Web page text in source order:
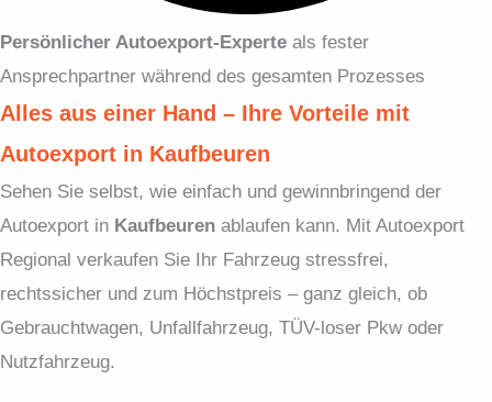
Persönlicher Autoexport-Experte als fester
Ansprechpartner während des gesamten Prozesses
Alles aus einer Hand – Ihre Vorteile mit
Autoexport in Kaufbeuren
Sehen Sie selbst, wie einfach und gewinnbringend der
Autoexport in Kaufbeuren ablaufen kann. Mit Autoexport
Regional verkaufen Sie Ihr Fahrzeug stressfrei,
rechtssicher und zum Höchstpreis – ganz gleich, ob
Gebrauchtwagen, Unfallfahrzeug, TÜV-loser Pkw oder
Nutzfahrzeug.